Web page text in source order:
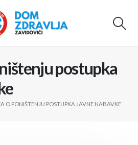
postupka
O PONIŠTENJU POSTUPKA JAVNE NABAVKE